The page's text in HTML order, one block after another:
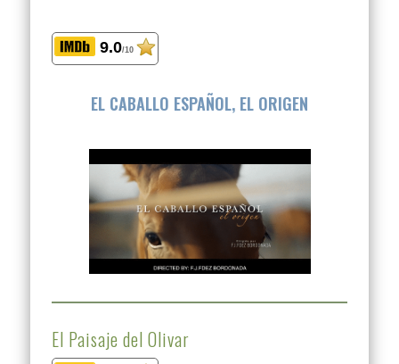
9.0/10
EL CABALLO ESPAÑOL, EL ORIGEN
El Paisaje del Olivar